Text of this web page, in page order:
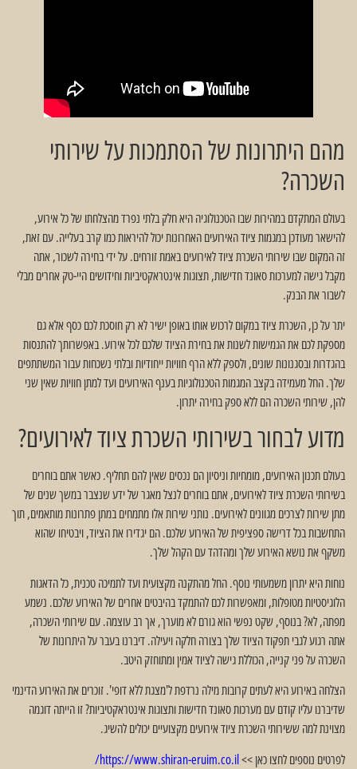
מהם היתרונות של הסתמכות על שירותי
השכרה?
בעולם המתקדם במהירות שבו הטכנולוגיה היא חלק בלתי נפרד מהצלחתו של כל אירוע,
להישאר מעודכן במגמות ציוד האירועים האחרונות יכול להיראות כמו קרב בעלייה. עם זאת,
זה המקום שבו שירותי השכרת ציוד לאירועים באמת זורחים. על ידי בחירה לשכור, אתה
מקבל גישה למערכות סאונד חדישות, תצוגות אינטראקטיביות וחידושים היי-טק אחרים מבלי
לשבור את הבנק.
יתר על כן, השכרת ציוד במקום לרכוש אותו באופן ישיר לא רק חוסכת לכם כסף אלא גם
מספקת לכם את הגמישות לשנות את בחירת הציוד שלכם לכל אירוע. באפשרותך להתנסות
בהגדרות ובסגנונות שונים, ולספק ללא הרף חוויות ייחודיות ובלתי נשכחות עבור המשתתפים
שלך. החל מעמידה בקצב המגמות הטכנולוגיות בענף האירועים ועד למתן חוויות שאין שני
להן, שירותי השכרה הם ללא ספק בחירה יתרון.
מדוע לבחור בשירותי השכרת ציוד לאירועים?
בעולם תכנון האירועים, מומחיות וניסיון הם נכסים שאין להם תחליף. כאשר אתם בוחרים
בשירותי השכרת ציוד לאירועים, אתם בוחרים לנצל מאגר של ידע שנצבר במשך שנים של
מתן שירות לצרכים מגוונים לאירועים. נותני שירות אלו מתמחים במתן פתרונות מותאמים, תוך
התחשבות בכל דרישה ספציפית של האירוע שלכם. הם יגדירו את הציוד, ויבטיחו שהוא
משקף את נושא האירוע שלך ומהדהד עם הקהל שלך.
נוחות היא יתרון משמעותי נוסף. החל מהתקנה מקצועית ועד לתמיכה טכנית, כל הדאגות
הלוגיסטיות מטופלות, ומאפשרות לכם להתמקד בהיבטים אחרים של האירוע שלכם. נשמע
מפתה, לא? בנוסף, שקט נפשי הוא גורם לא מוערך, אך רב עוצמה. עם שירותי השכרה,
אתה רגוע לגבי תפקוד הציוד שלך בצורה חלקה ויעילה. דיברנו בעבר על היתרונות של
השכרה על פני קנייה, הכוללת גישה לציוד אמין ומתוחזק היטב.
הצלחה באירוע היא לעתים קרובות מילה נרדפת ל'מצגת ללא דופי'. זוכרים את האירוע הדינמי
שדיברנו עליו קודם עם מערכות סאונד חדישות ותצוגות אינטראקטיביות? זו הייתה דוגמה
מצוינת למה ששירותי השכרת ציוד אירועים מקצועיים יכולים להשיג.
לפרטים נוספים לחצו כאן >>https://www.shiran-eruim.co.il/